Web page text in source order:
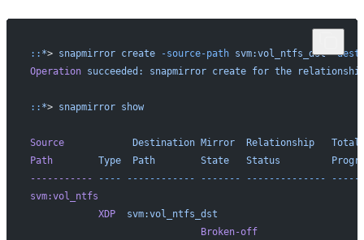
:: *> snapmirror create -source-path svm:vol_ntfs_dst -
Operation succeeded: snapmirror create for the
:: *> snapmirror show
Source
            Destination
Mirror
  Relationship
   Total
Path
        Type
  Path
        State
   Status
----------- ---- ------------ ------- --------------
svm:vol_ntfs
            XDP
  svm:vol_ntfs_dst
                              Broken-off